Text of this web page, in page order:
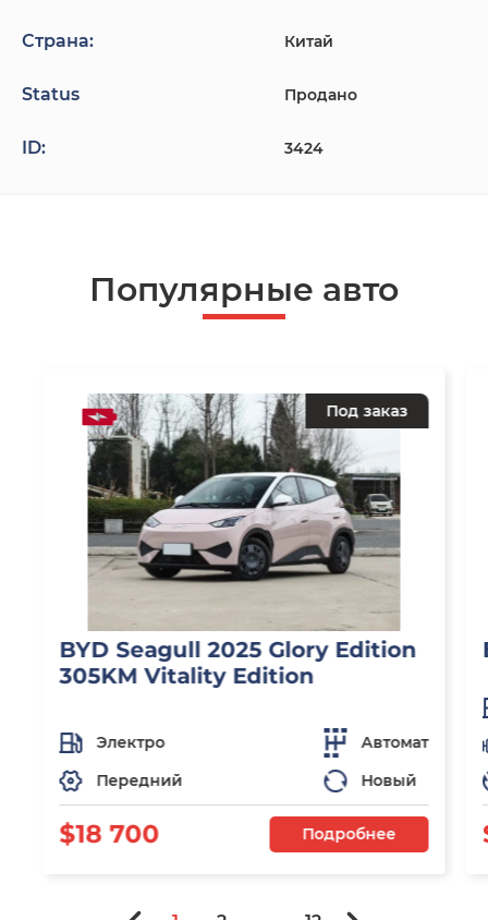
Страна: Китай
Status Продано
ID: 3424
Популярные авто
Под заказ
BYD Seagull 2025 Glory Edition
305KM Vitality Edition
Электро
Автомат
Передний
Новый
$18 700 Подробнее